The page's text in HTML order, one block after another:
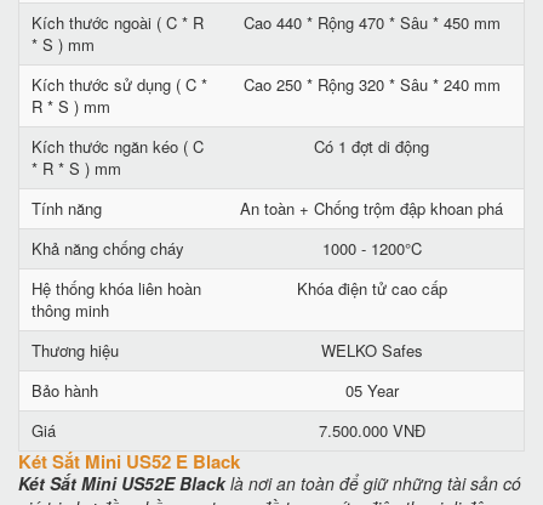
Kích thước ngoài ( C * R
* S ) mm
Cao 440 * Rộng 470 * Sâu * 450 mm
Kích thước sử dụng ( C *
R * S ) mm
Cao 250 * Rộng 320 * Sâu * 240 mm
Kích thước ngăn kéo ( C
* R * S ) mm
Có 1 đợt di động
Tính năng
An toàn + Chống trộm đập khoan phá
Khả năng chống cháy
1000 - 1200°C
Hệ thống khóa liên hoàn
thông minh
Khóa điện tử cao cấp
Thương hiệu
WELKO Safes
Bảo hành
05 Year
Giá
7.500.000 VNĐ
Két Sắt Mini US52 E Black
Két Sắt Mini US52E Blacklà nơi an toàn để giữ những tài sản có